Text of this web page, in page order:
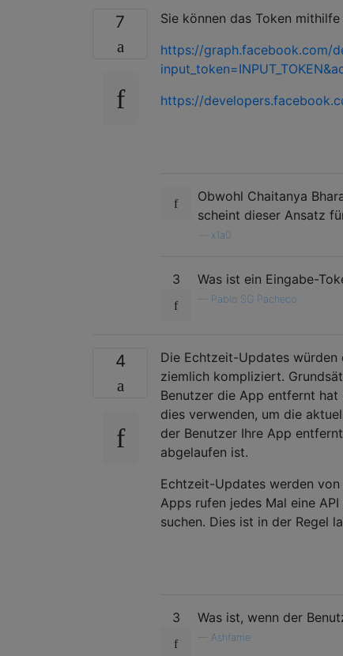
7
Sie können das Token
https://graph.facebook.com/
https://
Obwohl Chaitanya
scheint dieser Ansatz
x1a0
3 Was ist ein Eingabe-
Pablo SG Pacheco
4
Die Echtzeit-Updates würden
ziemlich kompliziert.
Benutzer die App entfernt
dies verwenden, um die
der Benutzer Ihre App
abgelaufen ist.
Echtzeit-Updates werden
Apps rufen jedes Mal eine
suchen. Dies ist in der Regel
3 Was ist, wenn der
Ashfame